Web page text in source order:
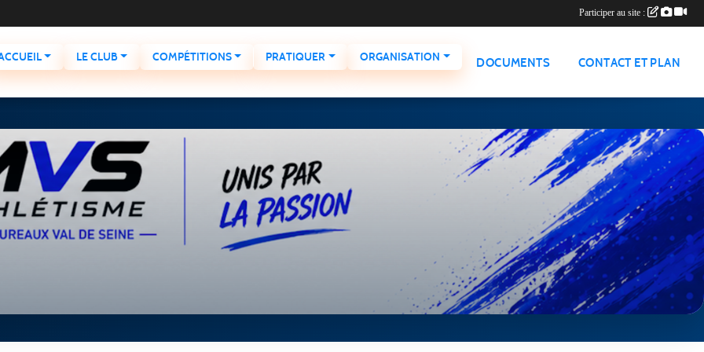
LE CLUB COMPÉTITIONS PRATIQUER ORGANISATION DOCUMENTS CONTACT ET PLAN
Participer au site :